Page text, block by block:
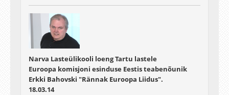
Narva Lasteülikooli loeng Tartu lastele
Euroopa komisjoni esinduse Eestis teabenõunik
Erkki Bahovski "Rännak Euroopa Liidus".
18.03.14